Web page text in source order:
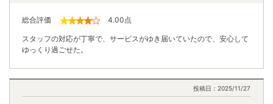
総合評価 4.00点
スタッフの対応が丁寧で、サービスがゆき届いていたので、安心して
ゆっくり過ごせた。
投稿日： 2025/11/27